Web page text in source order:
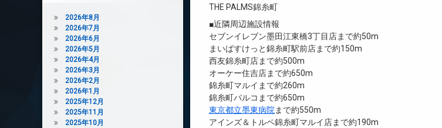
THE PALMS錦糸町
■近隣周辺施設情報
セブンイレブン墨田江東橋3丁目店まで約50m
まいばすけっと錦糸町駅前店まで約150m
西友錦糸町店まで約500m
オーケー住吉店まで約650m
錦糸町マルイまで約260m
錦糸町パルコまで約650m
東京都立墨東病院 まで約550m
アインズ＆トルペ錦糸町マルイ店まで約190m
2026年8月
2026年7月
2026年6月
2026年5月
2026年4月
2026年3月
2026年2月
2026年1月
2025年12月
2025年11月
2025年10月